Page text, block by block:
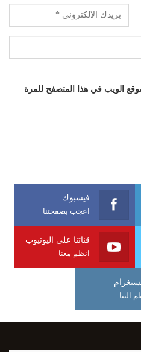
الويب في هذا المتصفح للمرة
فيسبوك
اعجب بصفحتنا
قناتنا على اليوتيوب
انظم معنا
الينا